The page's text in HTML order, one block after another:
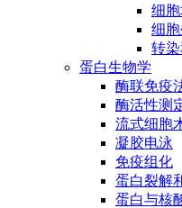
细
细
转
蛋白生物学
酶联免疫
酶活性测
流式细胞
凝胶电泳
免疫组化
蛋白裂解
蛋白与核